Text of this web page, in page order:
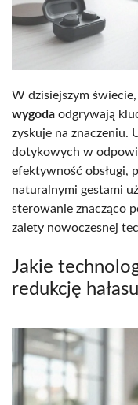
W dzisiejszym świecie,
wygoda odgrywają
zyskuje na znaczeniu.
dotykowych w
efektywność obsługi,
naturalnymi gestami
sterowanie znacząco
zalety nowoczesnej
Jakie
redukcję